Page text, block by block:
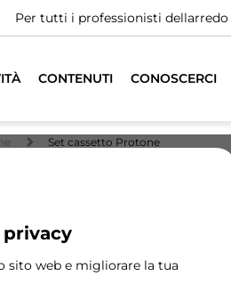
Per tutti i professionisti dellarredo
CONTENUTI CONOSCERCI
sito web e migliorare la tua
Set cassetto Protone